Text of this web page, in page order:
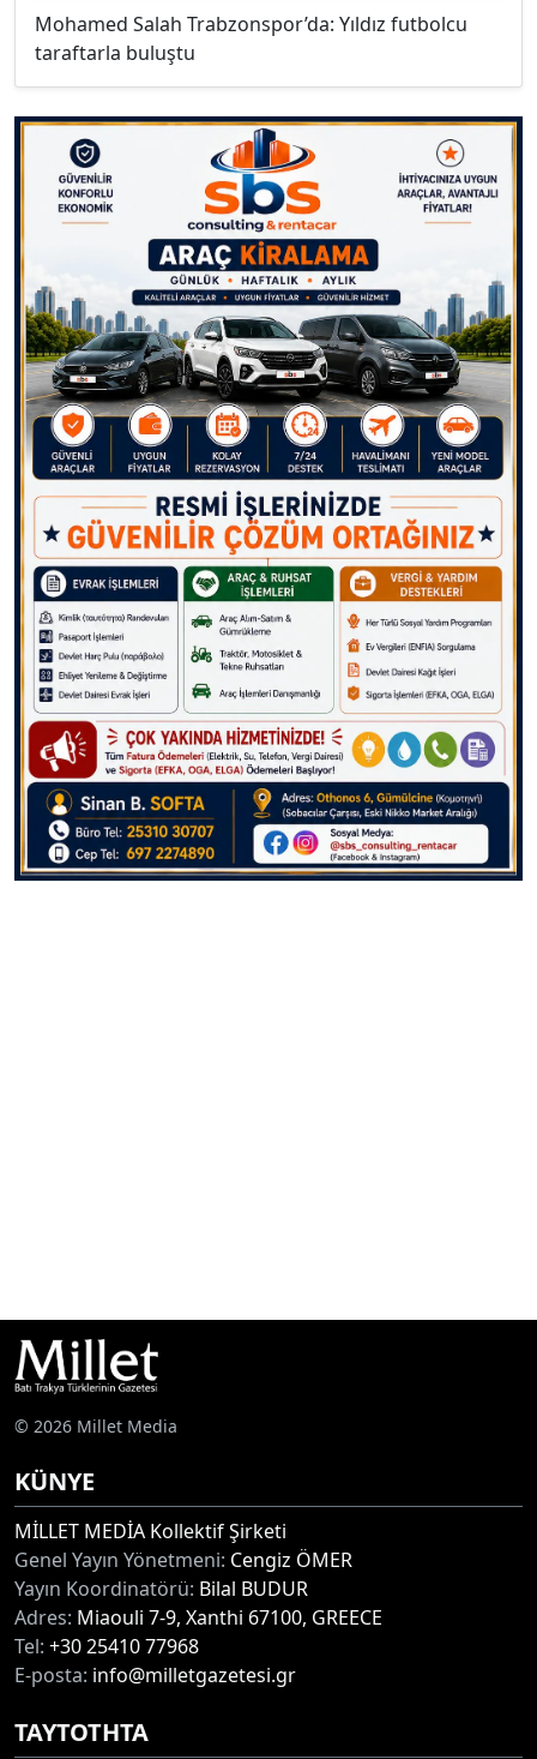
Mohamed Salah Trabzonspor’da: Yıldız futbolcu
taraftarla buluştu
© 2026 Millet Media
KÜNYE
MİLLET MEDİA Kollektif Şirketi
Genel Yayın Yönetmeni: Cengiz ÖMER
Yayın Koordinatörü: Bilal BUDUR
Adres: Miaouli 7-9, Xanthi 67100, GREECE
Tel: +30 25410 77968
E-posta: info@milletgazetesi.gr
ΤΑΥΤΟΤΗΤΑ